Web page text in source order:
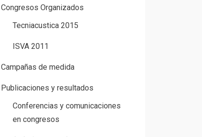
Congresos Organizados
Tecniacustica 2015
ISVA 2011
Campañas de medida
Publicaciones y resultados
Conferencias y comunicaciones
en congresos